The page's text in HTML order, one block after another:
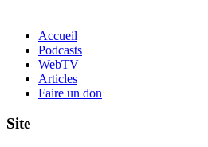
Accueil
Podcasts
WebTV
Articles
Faire un don
Site